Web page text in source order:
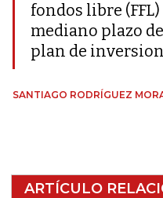
fondos libre
mediano plazo
plan de
SANTIAGO RODRÍGUEZ
ARTÍCULO